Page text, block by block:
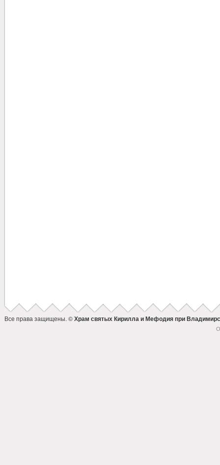
Все права защищены. ©Храм святых Кирилла и Мефодия при